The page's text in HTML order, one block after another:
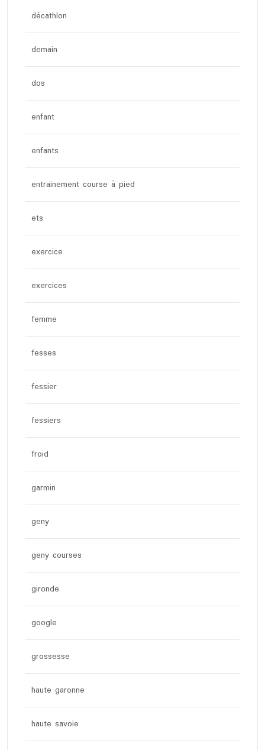
décathlon
demain
dos
enfant
enfants
entrainement course à pied
ets
exercice
exercices
femme
fesses
fessier
fessiers
froid
garmin
geny
geny courses
gironde
google
grossesse
haute garonne
haute savoie